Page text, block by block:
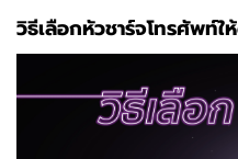
วิธีเลือกหัวชาร์จโทรศัพท์ใ